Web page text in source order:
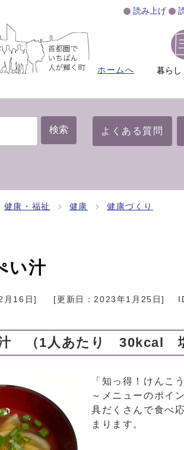
読み上げ
ホームへ 暮らし
検索 よくある質問
健康・福祉 健康 健康づくり
い汁
月16日] [更新日：2023年1月25日]
（1人あたり 30kcal
「知っ得！けんこ
～メニューのポイ
具だくさんで食べ
まります。